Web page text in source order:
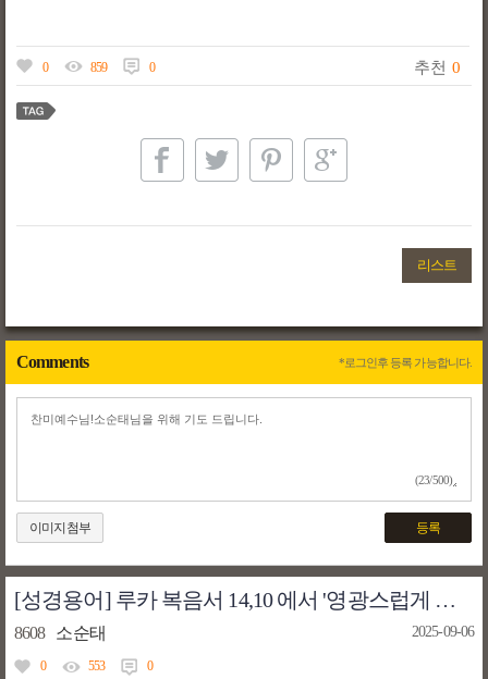
0 859 0 추천 0
리스트
Comments *로그인후 등록 가능합니다.
(23/500)
이미지첨부 등록
[성경용어] 루카 복음서 14,10 에서 '영광스럽게 될 것이다'는 대단히 심각한 번역 오류이다 [번역오류]
8608 소순태 2025-09-06
0 553 0